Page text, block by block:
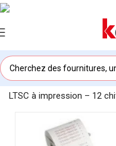
Accueil/KAPIA OFFICE
LTSC à impression – 12